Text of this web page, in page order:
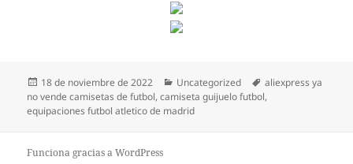
Publicado
el
18 de noviembre de 2022 Categorías
Uncategorized Etiquetas
aliexpress ya
no vende camisetas de futbol,camiseta guijuelo futbol,
equipaciones futbol atletico de madrid
Funciona gracias a WordPress